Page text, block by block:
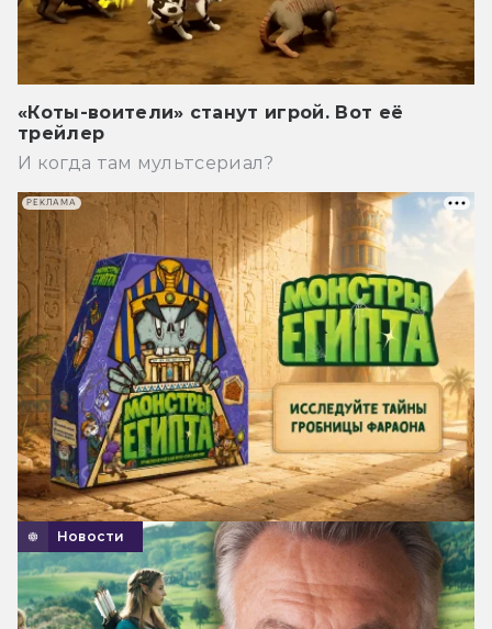
«Коты-воители» станут игрой. Вот её
трейлер
И когда там мультсериал?
Новости
РЕКЛАМА